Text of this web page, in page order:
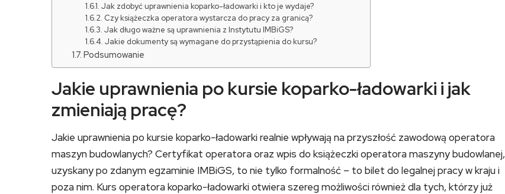
Jak zdobyć uprawnienia koparko-ładowarki i kto je wydaje?
Czy książeczka operatora wystarcza do pracy za granicą?
Jak długo ważne są uprawnienia z Instytutu IMBiGS?
Jakie dokumenty są wymagane do przystąpienia do kursu?
Podsumowanie
Jakie uprawnienia po kursie koparko-ładowarki i jak
zmieniają pracę?
Jakie uprawnienia po kursie koparko-ładowarki realnie wpływają na przyszłość zawodową operatora
maszyn budowlanych? Certyfikat operatora oraz wpis do książeczki operatora maszyny budowlanej,
uzyskany po zdanym egzaminie IMBiGS, to nie tylko formalność – to bilet do legalnej pracy w kraju i
poza nim. Kurs operatora koparko-ładowarki otwiera szereg możliwości również dla tych, którzy już